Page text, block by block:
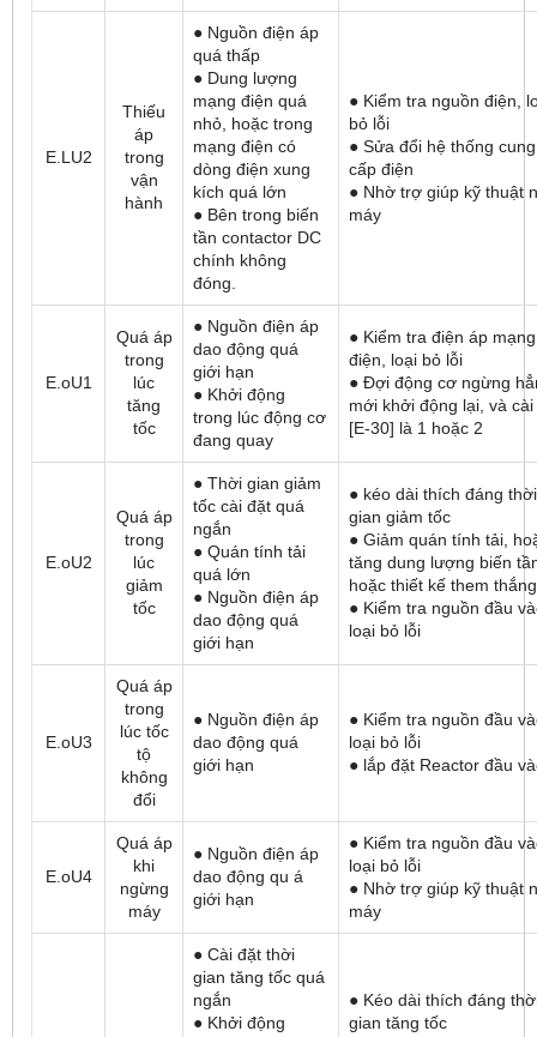
E.LU2
Thiếu
áp
trong
vận
hành
● Nguồn điện áp
quá thấp
● Dung lượng
mạng điện quá
nhỏ, hoặc trong
mạng điện có
dòng điện xung
kích quá lớn
● Bên trong biến
tần contactor DC
chính không
đóng.
● Kiểm tra nguồn điện,
bỏ lỗi
● Sửa đổi hệ thống cung
cấp điện
● Nhờ trợ giúp kỹ thuật
máy
E.oU1
Quá áp
trong
lúc
tăng
tốc
● Nguồn điện áp
dao động quá
giới hạn
● Khởi động
trong lúc động cơ
đang quay
● Kiểm tra điện áp mạng
điện, loại bỏ lỗi
● Đợi động cơ ngừng
mới khởi động lại, và cài
[E-30] là 1 hoặc 2
E.oU2
Quá áp
trong
lúc
giảm
tốc
● Thời gian giảm
tốc cài đặt quá
ngắn
● Quán tính tải
quá lớn
● Nguồn điện áp
dao động quá
giới hạn
● kéo dài thích đáng thời
gian giảm tốc
● Giảm quán tính tải,
tăng dung lượng biến
hoặc thiết kế them thắng
● Kiểm tra nguồn đầu
loại bỏ lỗi
E.oU3
Quá áp
trong
lúc tốc
tộ
không
đổi
● Nguồn điện áp
dao động quá
giới hạn
● Kiểm tra nguồn đầu
loại bỏ lỗi
● lắp đặt Reactor đầu
E.oU4
Quá áp
khi
ngừng
máy
● Nguồn điện áp
dao động qu á
giới hạn
● Kiểm tra nguồn đầu
loại bỏ lỗi
● Nhờ trợ giúp kỹ thuật
máy
● Cài đặt thời
gian tăng tốc quá
ngắn
● Khởi động
● Kéo dài thích đáng
gian tăng tốc